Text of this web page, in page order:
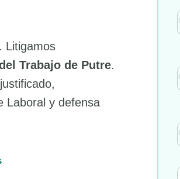
Litigamos
Trabajo de Putre.
Laboral y defensa